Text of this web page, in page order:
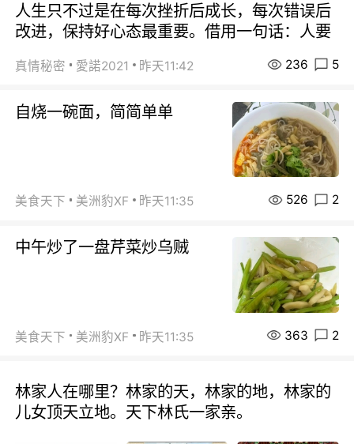
人生只不过是在每次挫折后成长，每次错误后
改进，保持好心态最重要。借用一句话：人要
真情秘密 愛諾2021 昨天11:42 236 5
自烧一碗面，简简单单
美食天下 美洲豹XF 昨天11:35 526 2
中午炒了一盘芹菜炒乌贼
美食天下 美洲豹XF 昨天11:35 363 2
林家人在哪里？林家的天，林家的地，林家的
儿女顶天立地。天下林氏一家亲。